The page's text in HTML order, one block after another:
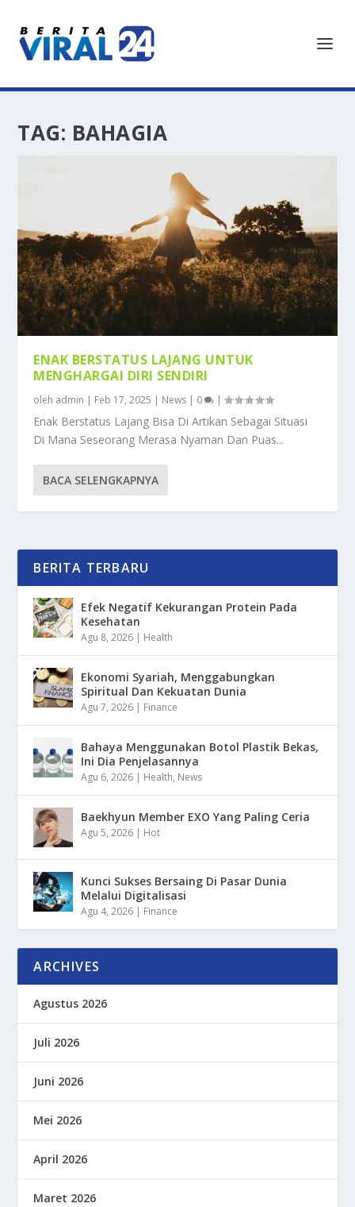
TAG: BAHAGIA
ENAK BERSTATUS LAJANG UNTUK
MENGHARGAI DIRI SENDIRI
oleh admin | Feb 17, 2025 | News | 0 |
Enak Berstatus Lajang Bisa Di Artikan Sebagai Situasi
Di Mana Seseorang Merasa Nyaman Dan Puas...
BACA SELENGKAPNYA
BERITA TERBARU
Efek Negatif Kekurangan Protein Pada
Kesehatan
Agu 8, 2026 | Health
Ekonomi Syariah, Menggabungkan
Spiritual Dan Kekuatan Dunia
Agu 7, 2026 | Finance
Bahaya Menggunakan Botol Plastik Bekas,
Ini Dia Penjelasannya
Agu 6, 2026 | Health, News
Baekhyun Member EXO Yang Paling Ceria
Agu 5, 2026 | Hot
Kunci Sukses Bersaing Di Pasar Dunia
Melalui Digitalisasi
Agu 4, 2026 | Finance
ARCHIVES
Agustus 2026
Juli 2026
Juni 2026
Mei 2026
April 2026
Maret 2026